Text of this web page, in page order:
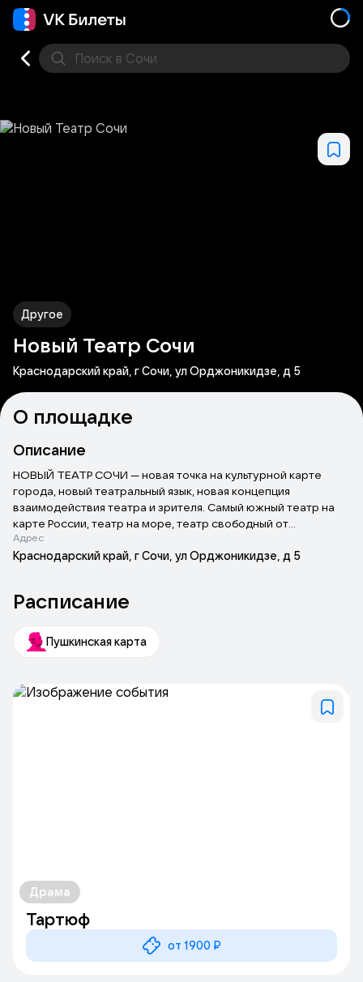
Поиск в Сочи
Другое
Новый Театр Сочи
Краснодарский край, г Сочи, ул Орджоникидзе, д 5
О площадке
Описание
НОВЫЙ ТЕАТР СОЧИ — новая точка на культурной карте
города, новый театральный язык, новая концепция
взаимодействия театра и зрителя. Самый южный театр на
карте России, театр на море, театр свободный от
стандартов — «Новый театр Сочи» предлагает своему
зрителю искупаться в море новых театральных впечатлений.
осенью и дает старт развитию профессионального театра в
есть место не только драматическому искусству, но и
другим направлениям: кино, музыке, танцу, стендапу,
актерами, а мультижанровая площадка, созданная в
традициях современных столичных пространств, которые
Адрес
Краснодарский край, г Сочи, ул Орджоникидзе, д 5
Расписание
Пушкинская карта
Драма
Тартюф
от 1900 ₽